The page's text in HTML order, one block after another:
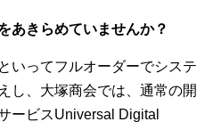
きらめていませんか？
いってフルオーダーでシステ
し、大塚商会では、通常の開
ービスUniversal Digital